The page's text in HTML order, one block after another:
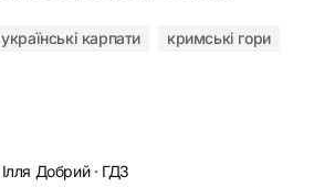
українські карпати
кримські гори
Ілля Добрий· ГДЗ